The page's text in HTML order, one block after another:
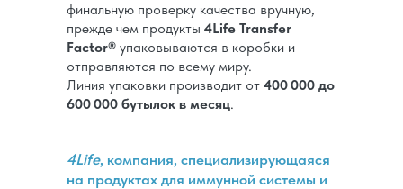
4Life, компания, специализирующаяся
на продуктах для иммунной системы и
финальную проверку качества вручную,
прежде чем продукты 4Life Transfer
Factor® упаковываются в коробки и
отправляются по всему миру.
Линия упаковки производит от 400 000 до
600 000 бутылок в месяц.